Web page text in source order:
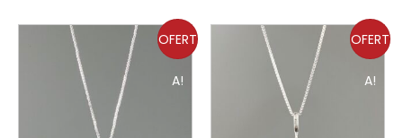
OFERT
A!
OFERT
A!